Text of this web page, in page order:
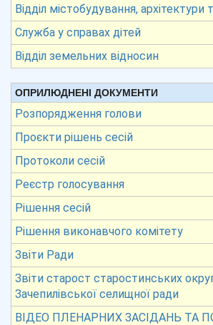
Відділ містобудування,
Служба у справах дітей
Відділ земельних відносин
ОПРИЛЮДНЕНІ ДОКУМЕНТИ
Розпорядження голови
Проєкти рішень сесій
Протоколи сесій
Реєстр голосування
Рішення сесій
Рішення виконавчого комітету
Звіти Ради
Звіти старост старостинських
Зачепилівської селищної ради
ВІДЕО ПЛЕНАРНИХ ЗАСІДАНЬ ТА